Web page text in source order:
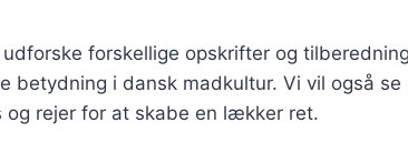
forskellige opskrifter og
betydning i dansk madkultur. Vi vil også
og rejer for at skabe en lækker ret.